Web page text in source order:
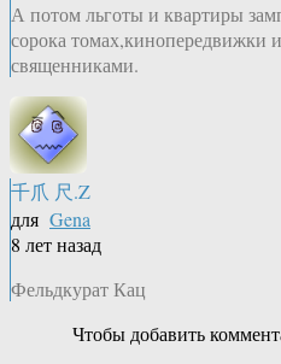
А потом льготы и квартиры
сорока томах,кинопередвижки
священниками.
千爪 尺.Z
для Gena
8 лет назад
Фельдкурат Кац
Чтобы добавить